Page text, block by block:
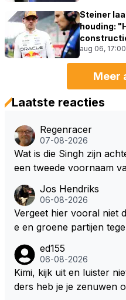
Steiner
houding:
aug 06, 17:00
Meer
Laatste reacties
Regenracer
07-08-2026
Wat is die Singh zijn
een tweede voornaam
Jos Hendriks
06-08-2026
Vergeet hier vooral niet
e en groene partijen
over dan kunnen ze hun
men maar niet wetende
r is dan een normale
ed155
06-08-2026
Kimi, kijk uit en luister
ders heb je je zenuwen